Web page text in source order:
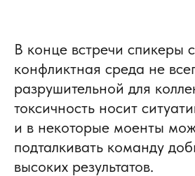
В конце встречи спикеры
конфликтная среда не
разрушительной для
токсичность носит
и в некоторые моенты
подталкивать команду
высоких результатов.